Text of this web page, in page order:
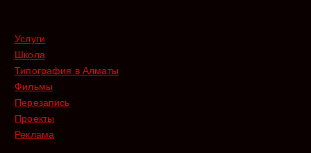
Услуги
Школа
Типография в Алматы
Фильмы
Перезапись
Проекты
Реклама